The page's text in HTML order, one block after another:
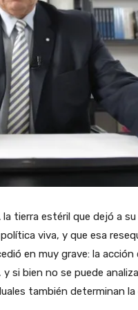
tierra estéril que dejó a
viva, y que esa
en muy grave: la
si bien no se puede
también determinan la